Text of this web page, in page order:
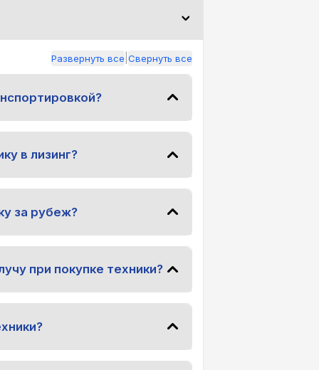
Развернуть все Свернуть все
в лизинг?
за рубеж?
при покупке техники?